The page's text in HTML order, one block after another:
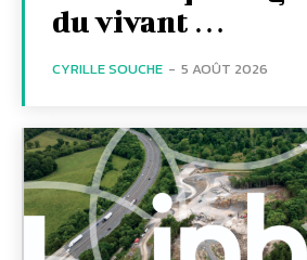
du vivant …
CYRILLE SOUCHE - 5 AOÛT 2026